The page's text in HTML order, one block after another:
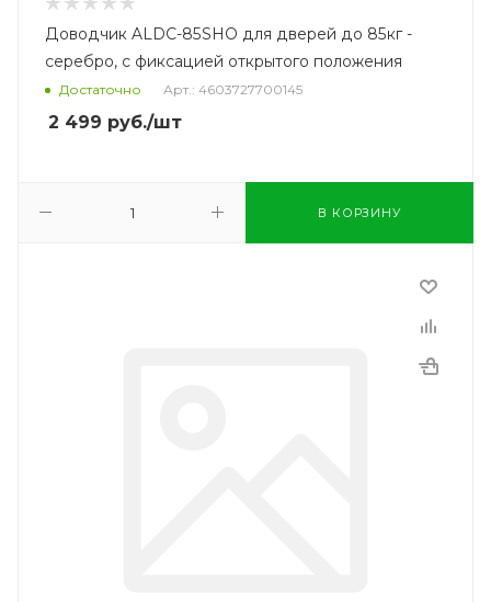
Доводчик ALDC-85SHO для дверей до 85кг -
серебро, с фиксацией открытого положения
Достаточно Арт.: 4603727700145
2 499 руб./шт
В КОРЗИНУ